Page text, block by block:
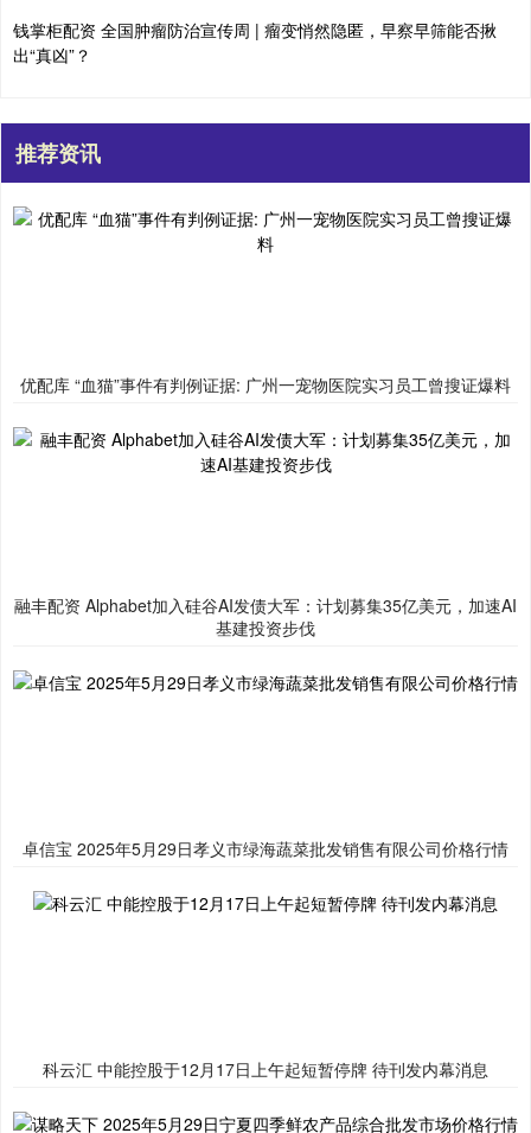
钱掌柜配资 全国肿瘤防治宣传周 | 瘤变悄然隐匿，早察早筛能否揪
出“真凶”？
推荐资讯
优配库 “血猫”事件有判例证据: 广州一宠物医院实习员工曾搜证爆料
融丰配资 Alphabet加入硅谷AI发债大军：计划募集35亿美元，加速AI
基建投资步伐
卓信宝 2025年5月29日孝义市绿海蔬菜批发销售有限公司价格行情
科云汇 中能控股于12月17日上午起短暂停牌 待刊发内幕消息